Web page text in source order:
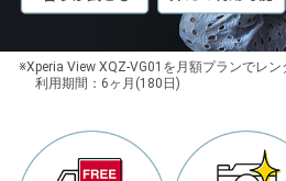
※Xperia View XQZ-VG01を月額プランでレ
利用期間：6ヶ月(180日)